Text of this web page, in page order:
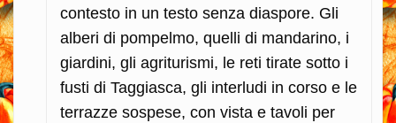
contesto in un testo senza diaspore. Gli
alberi di pompelmo, quelli di mandarino, i
giardini, gli agriturismi, le reti tirate sotto i
fusti di Taggiasca, gli interludi in corso e le
terrazze sospese, con vista e tavoli per